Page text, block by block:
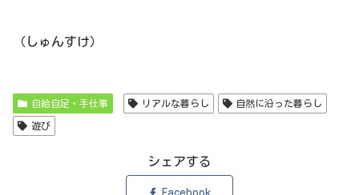
（しゅんすけ）
自給自足・手仕事 リアルな暮らし 自然に沿った暮らし
遊び
シェアする
Facebook